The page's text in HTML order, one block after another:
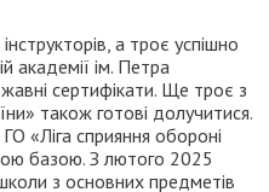
а троє успішно
академії ім. Петра
сертифікати. Ще троє з
також готові долучитися.
«Ліга сприяння обороні
базою. З лютого 2025
з основних предметів